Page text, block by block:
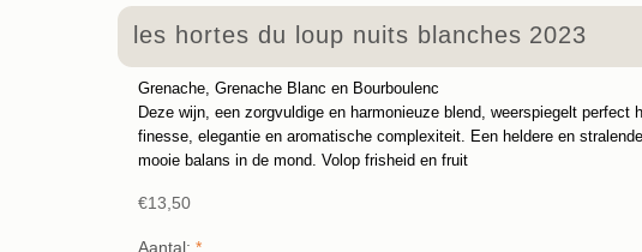
les hortes du loup nuits blanches 2023
Grenache, Grenache Blanc en Bourboulenc
Deze wijn, een zorgvuldige en harmonieuze blend, weerspiegelt
finesse, elegantie en aromatische complexiteit. Een heldere en
mooie balans in de mond. Volop frisheid en fruit
€13,50
Aantal: *